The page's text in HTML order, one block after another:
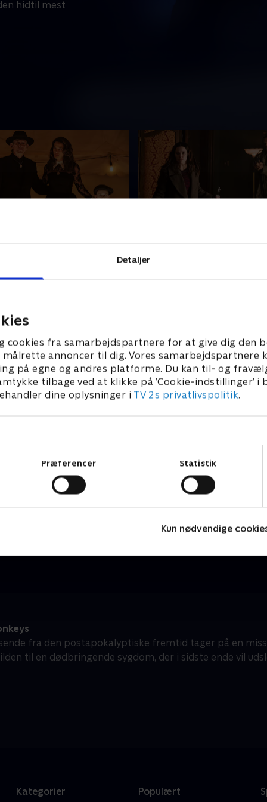
Detaljer
cookies fra samarbejdspartnere for at give dig den
annoncer til dig. Vores samarbejdspartnere
på egne og andres platforme. Du kan til- og
tilbage ved at klikke på ’Cookie-indstillinger’ i
dine oplysninger i TV 2s privatlivspolitik.
Præferencer Statistik
Kun nødvendige
hidtil mest
er vidner til Army of the
oprindelse, da de møder
• 41 min
Et hold, to dagsordener og
fra den postapokalyptiske fremtid tager på en
til en dødbringende sygdom, der i sidste ende vil
Kategorier Populært